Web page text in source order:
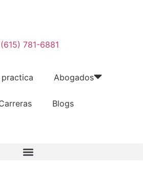
(615) 781-6881
Abogados
Blogs